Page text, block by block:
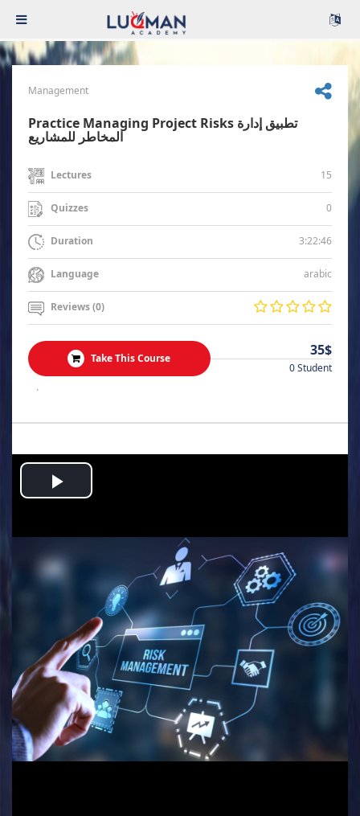
Management
Practice Managing Project Risks تطبيق إدارة
المخاطر للمشاريع
Lectures 15
Quizzes 0
Duration 3:22:46
Language arabic
Reviews (0)
Take This Course 35$
0 Student
.
Play
Video